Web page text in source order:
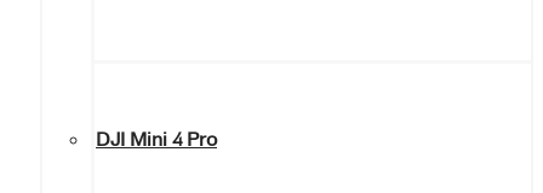
DJI Mini 4 Pro